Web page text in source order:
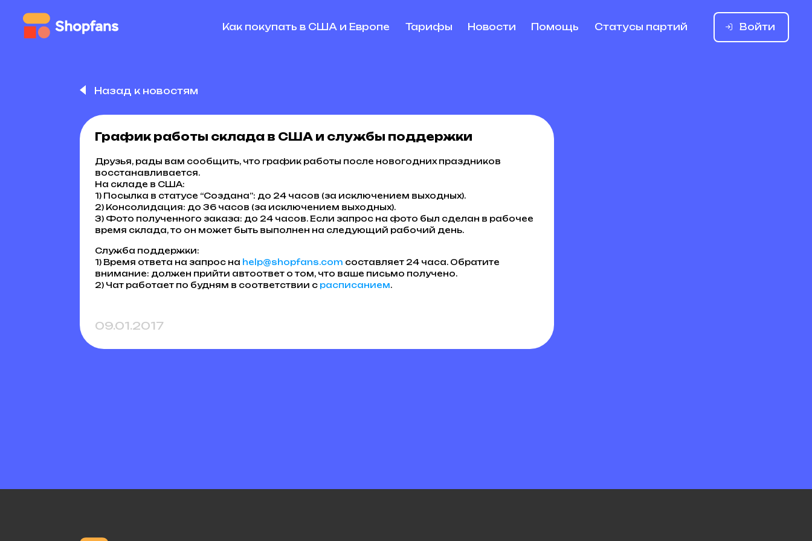
Как покупать в США и Европе Тарифы Новости Помощь Статусы партий Войти
Назад к новостям
График работы склада в США и службы поддержки
Друзья, рады вам сообщить, что график работы после новогодних праздников
восстанавливается.
На складе в США:
1) Посылка в статусе “Создана”: до 24 часов (за исключением выходных).
2) Консолидация: до 36 часов (за исключением выходных).
3) Фото полученного заказа: до 24 часов. Если запрос на фото был сделан в рабочее
время склада, то он может быть выполнен на следующий рабочий день.
Служба поддержки:
1) Время ответа на запрос на help@shopfans.com составляет 24 часа. Обратите
внимание: должен прийти автоответ о том, что ваше письмо получено.
2) Чат работает по будням в соответствии с расписанием.
09.01.2017